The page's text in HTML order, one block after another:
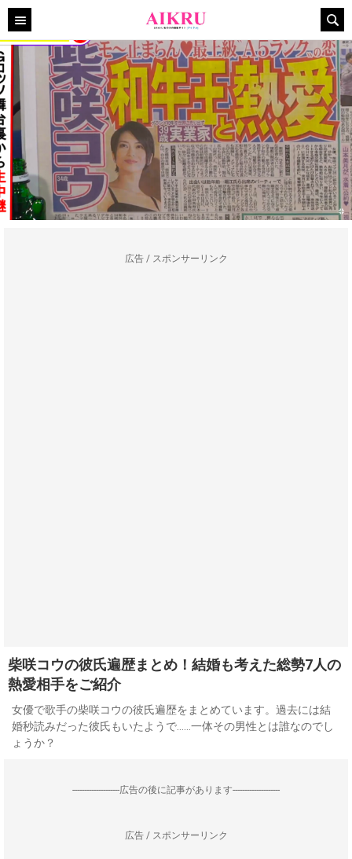
広告 / スポンサーリンク
柴咲コウの彼氏遍歴まとめ！結婚も考えた総勢7人の
熱愛相手をご紹介
女優で歌手の柴咲コウの彼氏遍歴をまとめています。過去には結
婚秒読みだった彼氏もいたようで……一体その男性とは誰なのでし
ょうか？
--------------------広告の後に記事があります--------------------
広告 / スポンサーリンク